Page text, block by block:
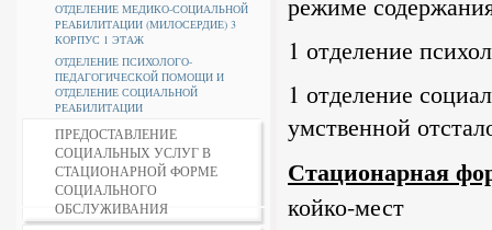
ОТДЕЛЕНИЕ МЕДИКО-СОЦИАЛЬНОЙ
РЕАБИЛИТАЦИИ (МИЛОСЕРДИЕ) 3
КОРПУС 1 ЭТАЖ
ОТДЕЛЕНИЕ ПСИХОЛОГО-
ПЕДАГОГИЧЕСКОЙ ПОМОЩИ И
ОТДЕЛЕНИЕ СОЦИАЛЬНОЙ
РЕАБИЛИТАЦИИ
ПРЕДОСТАВЛЕНИЕ
СОЦИАЛЬНЫХ УСЛУГ В
СТАЦИОНАРНОЙ ФОРМЕ
СОЦИАЛЬНОГО
ОБСЛУЖИВАНИЯ
1 отделение
1 отделение
умственной
Стационарная
койко-мест